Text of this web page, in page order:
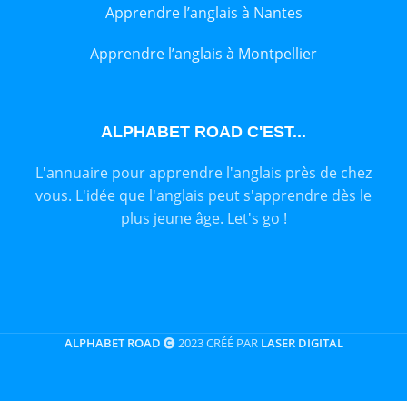
Apprendre l’anglais à Nantes
Apprendre l’anglais à Montpellier
ALPHABET ROAD C'EST...
L'annuaire pour apprendre l'anglais près de chez
vous. L'idée que l'anglais peut s'apprendre dès le
plus jeune âge. Let's go !
ALPHABET ROAD 2023 CRÉÉ PAR LASER DIGITAL